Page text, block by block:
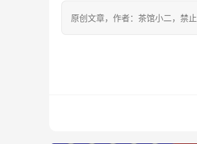
原创文章，作者：茶馆小二，